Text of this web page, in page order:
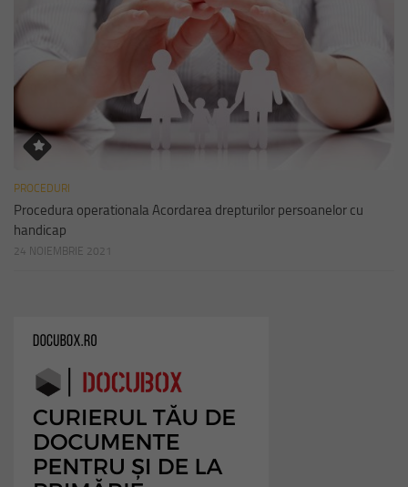
PROCEDURI
Procedura operationala Acordarea drepturilor persoanelor cu
handicap
24 NOIEMBRIE 2021